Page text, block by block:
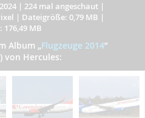
| 224 mal angeschaut |
| Dateigröße: 0,79 MB |
176,49 MB
Album „Flugzeuge 2014”
von Hercules: